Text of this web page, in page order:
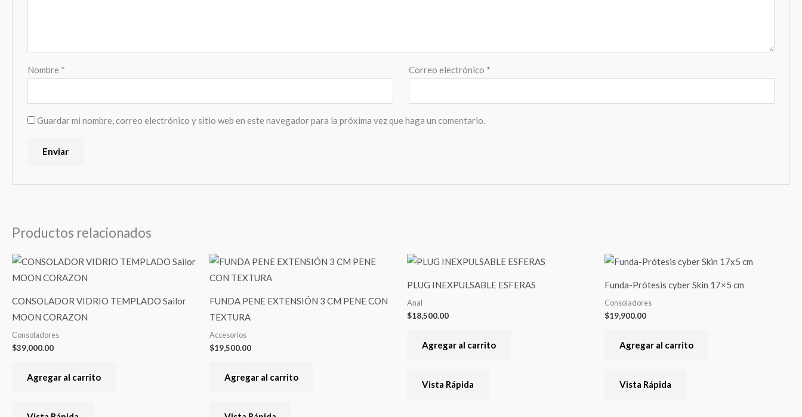
Nombre * Correo electrónico *
Guardar mi nombre, correo electrónico y sitio web en este navegador para la próxima vez que haga un comentario.
Productos relacionados
CONSOLADOR VIDRIO TEMPLADO Sailor
MOON CORAZON
Consoladores
$39,000.00
Agregar al carrito
FUNDA PENE EXTENSIÓN 3 CM PENE CON
TEXTURA
Accesorios
$19,500.00
Agregar al carrito
PLUG INEXPULSABLE ESFERAS
Anal
$18,500.00
Agregar al carrito
Vista Rápida
Funda-Prótesis cyber Skin 17×5 cm
Consoladores
$19,900.00
Agregar al carrito
Vista Rápida